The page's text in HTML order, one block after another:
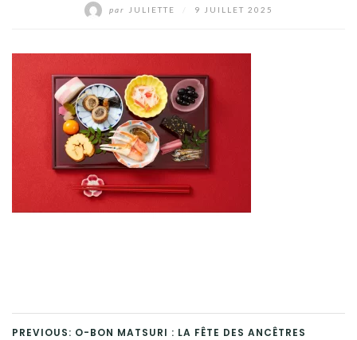
par JULIETTE 9 JUILLET 2025
PREVIOUS: O-BON MATSURI : LA FÊTE DES ANCÊTRES